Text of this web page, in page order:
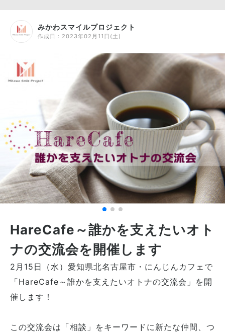
みかわスマイルプロジェクト
作成日： 2023年02月11日(土)
HareCafe～誰かを支えたいオト
ナの交流会を開催します
2月15日（水）愛知県北名古屋市・にんじんカフェで
「HareCafe～誰かを支えたいオトナの交流会」を開
催します！
この交流会は「相談」をキーワードに新たな仲間、つ